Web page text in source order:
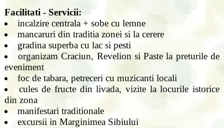
Facilitati - Servicii:
incalzire centrala + sobe cu lemne
mancaruri din traditia zonei si la cerere
gradina superba cu lac si pesti
organizam Craciun, Revelion si Paste la preturile de
eveniment
foc de tabara, petreceri cu muzicanti locali
cules de fructe din livada, vizite la locurile istorice
din zona
manifestari traditionale
excursii in Marginimea Sibiului